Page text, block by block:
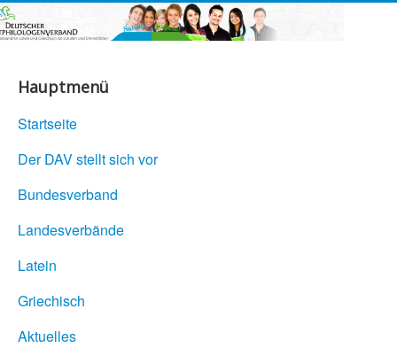
Hauptmenü
Startseite
Der DAV stellt sich vor
Bundesverband
Landesverbände
Latein
Griechisch
Aktuelles